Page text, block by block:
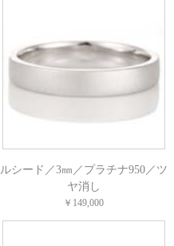
ルシード／3㎜／プラチナ950／ツ
ヤ消し
￥149,000